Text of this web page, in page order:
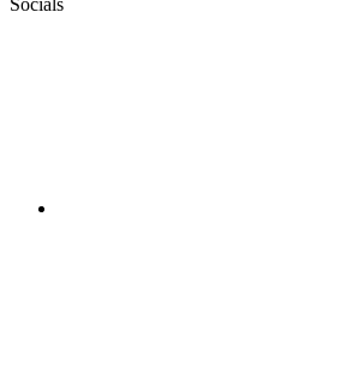
Socials